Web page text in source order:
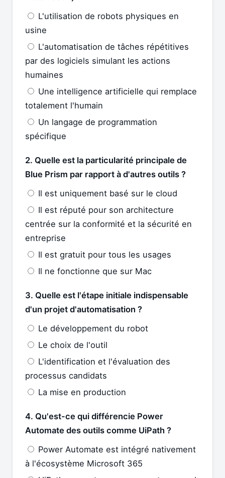
L'utilisation de robots physiques en
usine
L'automatisation de tâches répétitives
par des logiciels simulant les actions
humaines
Une intelligence artificielle qui remplace
totalement l'humain
Un langage de programmation
spécifique
2. Quelle est la particularité principale de
Blue Prism par rapport à d'autres outils ?
Il est uniquement basé sur le cloud
Il est réputé pour son architecture
centrée sur la conformité et la sécurité en
entreprise
Il est gratuit pour tous les usages
Il ne fonctionne que sur Mac
3. Quelle est l'étape initiale indispensable
d'un projet d'automatisation ?
Le développement du robot
Le choix de l'outil
L'identification et l'évaluation des
processus candidats
La mise en production
4. Qu'est-ce qui différencie Power
Automate des outils comme UiPath ?
Power Automate est intégré nativement
à l'écosystème Microsoft 365